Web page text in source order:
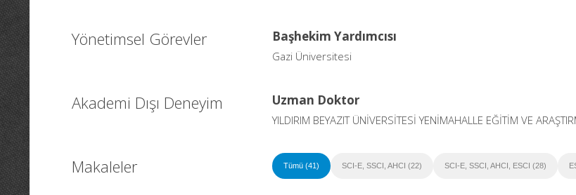
Yönetimsel Görevler Başhekim Yardımcısı
Gazi Üniversitesi
Akademi Dışı Deneyim Uzman Doktor
YILDIRIM BEYAZIT ÜNİVERSİTESİ YENİMAHALLE EĞİTİM VE
Makaleler Tümü (41) SCI-E, SSCI, AHCI (22) SCI-E, SSCI, AHCI, ESCI (28)